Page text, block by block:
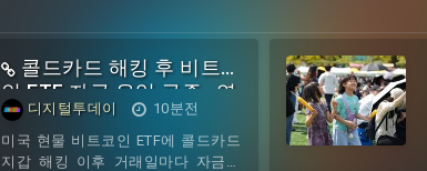
콜드카드 해킹 후 비트코
인 ETF 자금 유입 급증…연
관성은 불확실
디지털투데이
10분전
미국 현물 비트코인 ETF에 콜드카드
지갑 해킹 이후 거래일마다 자금이